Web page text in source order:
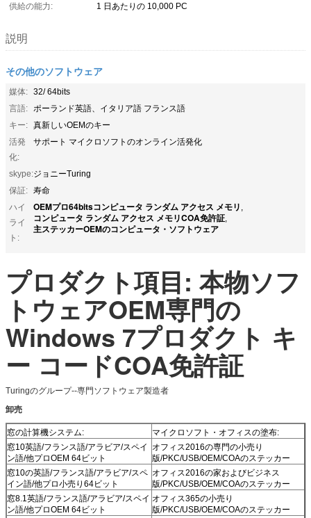
供給の能力:
1 日あたりの 10,000 PC
説明
その他のソフトウェア
媒体: 32/ 64bits
言語: ポーランド英語、イタリア語 フランス語
キー: 真新しいOEMのキー
活発
化:
サポート マイクロソフトのオンライン活発化
skype:ジョニーTuring
保証: 寿命
ハイ
ライ
ト:
OEMプロ64bitsコンピュータ ランダム アクセス メモリ ,
コンピュータ ランダム アクセス メモリCOA免許証,
主ステッカーOEMのコンピュータ・ソフトウェア
プロダクト項目: 本物ソフ
トウェアOEM専門の
Windows 7プロダクト キ
ー コードCOA免許証
Turingのグループ--専門ソフトウェア製造者
卸売
窓の計算機システム:
マイクロソフト・オフィスの塗布:
窓10英語/フランス語/アラビア/スペイ
ン語/他プロOEM 64ビット
オフィス2016の専門の小売り
版/PKC/USB/OEM/COAのステッカー
窓10の英語/フランス語/アラビア/スペ
イン語/他プロ小売り64ビット
オフィス2016の家およびビジネス
版/PKC/USB/OEM/COAのステッカー
窓8.1英語/フランス語/アラビア/スペイ
ン語/他プロOEM 64ビット
オフィス365の小売り
版/PKC/USB/OEM/COAのステッカー